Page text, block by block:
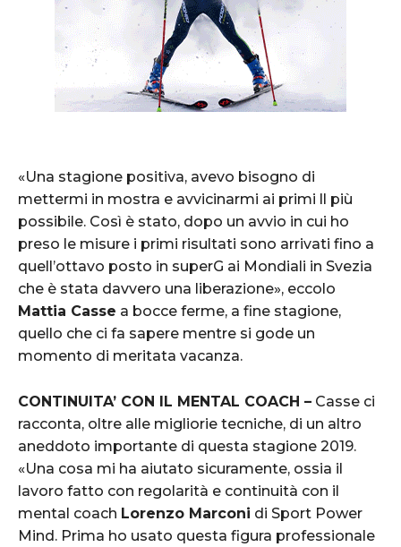
«Una stagione positiva, avevo bisogno di
mettermi in mostra e avvicinarmi ai primi ll più
possibile. Così è stato, dopo un avvio in cui ho
preso le misure i primi risultati sono arrivati fino a
quell’ottavo posto in superG ai Mondiali in Svezia
che è stata davvero una liberazione», eccolo
Mattia Casse a bocce ferme, a fine stagione,
quello che ci fa sapere mentre si gode un
momento di meritata vacanza.
CONTINUITA’ CON IL MENTAL COACH – Casse ci
racconta, oltre alle migliorie tecniche, di un altro
aneddoto importante di questa stagione 2019.
«Una cosa mi ha aiutato sicuramente, ossia il
lavoro fatto con regolarità e continuità con il
mental coach Lorenzo Marconi di Sport Power
Mind. Prima ho usato questa figura professionale